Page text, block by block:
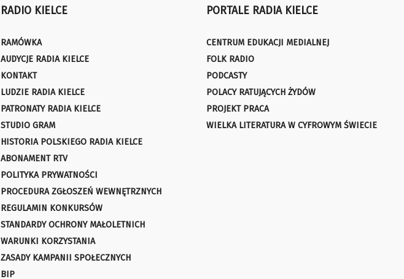
RADIO KIELCE
RAMÓWKA
AUDYCJE RADIA KIELCE
KONTAKT
LUDZIE RADIA KIELCE
PATRONATY RADIA KIELCE
STUDIO GRAM
HISTORIA POLSKIEGO RADIA KIELCE
ABONAMENT RTV
POLITYKA PRYWATNOŚCI
PROCEDURA ZGŁOSZEŃ WEWNĘTRZNYCH
REGULAMIN KONKURSÓW
STANDARDY OCHRONY MAŁOLETNICH
WARUNKI KORZYSTANIA
ZASADY KAMPANII SPOŁECZNYCH
BIP
PORTALE RADIA KIELCE
CENTRUM EDUKACJI MEDIALNEJ
FOLK RADIO
PODCASTY
POLACY RATUJĄCYCH ŻYDÓW
PROJEKT PRACA
WIELKA LITERATURA W CYFROWYM ŚWIECIE